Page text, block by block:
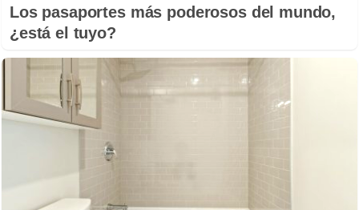
Los pasaportes más poderosos del mundo,
¿está el tuyo?